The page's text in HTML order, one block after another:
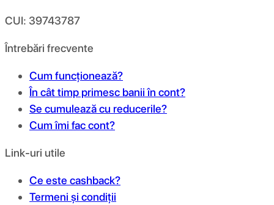
CUI: 39743787
Întrebări frecvente
Cum funcționează?
În cât timp primesc banii în cont?
Se cumulează cu reducerile?
Cum îmi fac cont?
Link-uri utile
Ce este cashback?
Termeni și condiții